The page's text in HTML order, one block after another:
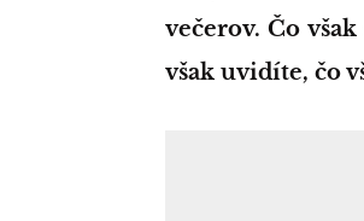
večerov. Čo
však uvidíte, čo